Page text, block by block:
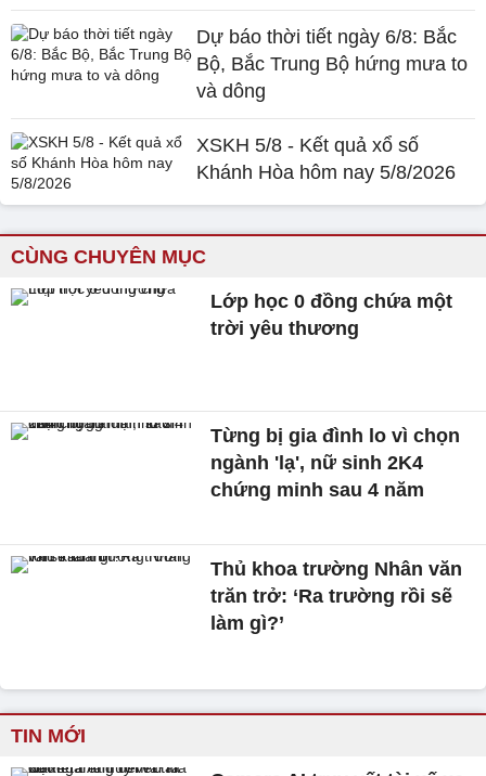
Dự báo thời tiết ngày 6/8: Bắc
Bộ, Bắc Trung Bộ hứng mưa to
và dông
XSKH 5/8 - Kết quả xổ số
Khánh Hòa hôm nay 5/8/2026
CÙNG CHUYÊN MỤC
Lớp học 0 đồng chứa một
trời yêu thương
Từng bị gia đình lo vì chọn
ngành 'lạ', nữ sinh 2K4
chứng minh sau 4 năm
Thủ khoa trường Nhân văn
trăn trở: ‘Ra trường rồi sẽ
làm gì?’
TIN MỚI